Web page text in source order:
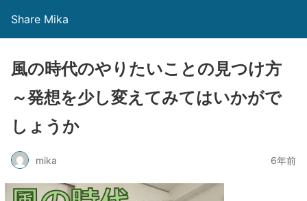
Share Mika
風の時代のやりたいことの見つけ方
～発想を少し変えてみてはいかがで
しょうか
mika 6年前